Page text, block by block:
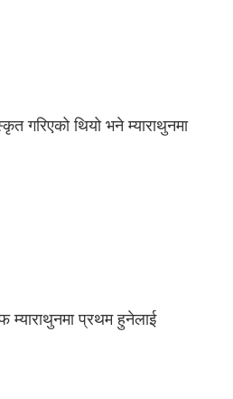
गरिएको थियो भने म्याराथुनमा
म्याराथुनमा प्रथम हुनेलाई